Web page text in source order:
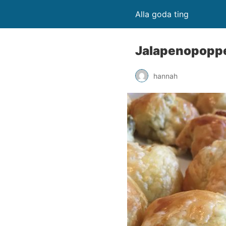
Alla goda ting
hannah